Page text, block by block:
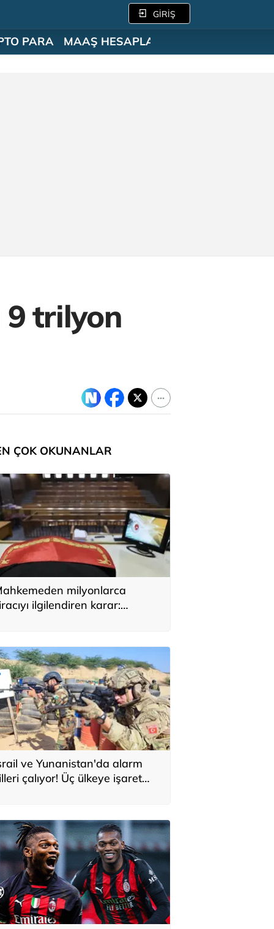
GİRİŞ
PARA MAAŞ HESAPLAMA
9 trilyon
ÇOK OKUNANLAR
milyonlarca
ilgilendiren karar:
ve Yunanistan'da alarm
çalıyor! Üç ülkeye işaret